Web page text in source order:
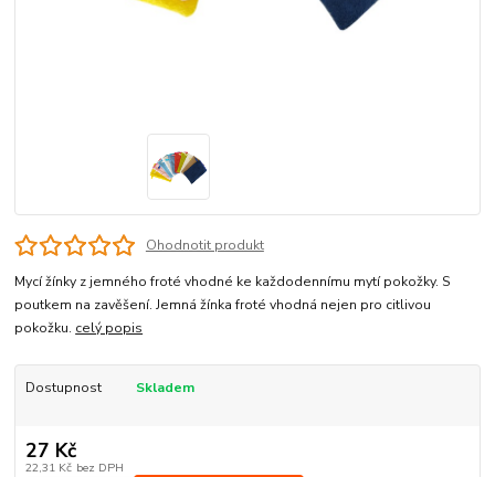
Ohodnotit produkt
Mycí žínky z jemného froté vhodné ke každodennímu mytí pokožky. S
poutkem na zavěšení. Jemná žínka froté vhodná nejen pro citlivou
pokožku. celý popis
Dostupnost Skladem
27 Kč
22,31 Kč bez DPH